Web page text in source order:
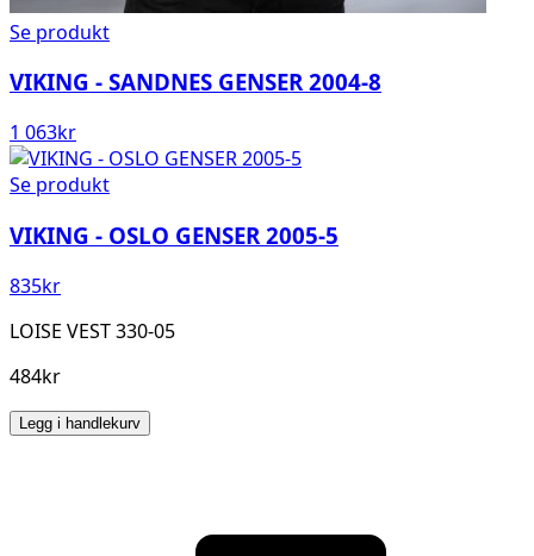
Se produkt
VIKING - SANDNES GENSER 2004-8
1 063kr
Se produkt
VIKING - OSLO GENSER 2005-5
835kr
LOISE VEST 330-05
484kr
Legg i handlekurv